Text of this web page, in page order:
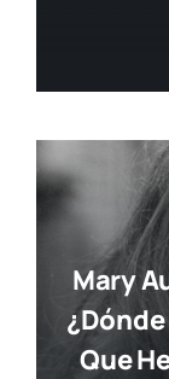
Mary
¿dónde
Que